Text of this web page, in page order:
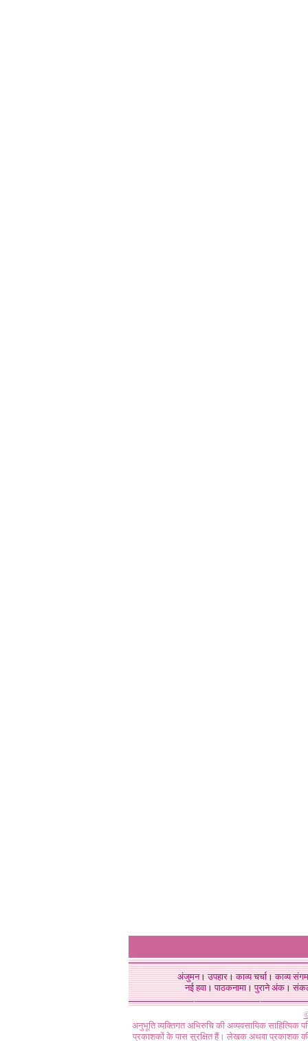
अंजुमन।उपहार।काव्य चर्चा।काव्य संगम
नई हवा। पाठकनामा। पुराने अंक।
अनुभूति व्यक्तिगत अभिरुचि की अव्यवसायिक
प्रकाशकों के पास सुरक्षित हैं। लेखक अथवा प्रकाशक की